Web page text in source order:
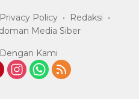
Privacy Policy
Redaksi
Media Siber
Kami